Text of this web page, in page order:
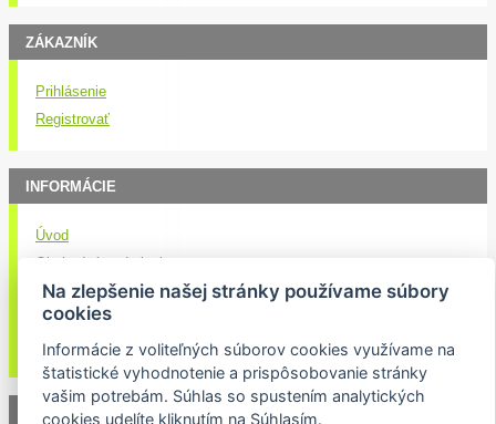
ZÁKAZNÍK
Prihlásenie
Registrovať
INFORMÁCIE
Úvod
Obchodné podmienky
Kontakt
Doručenie nákupu
Ochrana osobných údajov
NEWSLETTER
Na zlepšenie našej stránky používame súbory
cookies
Informácie z voliteľných súborov cookies využívame na
štatistické vyhodnotenie a prispôsobovanie stránky
vašim potrebám. Súhlas so spustením analytických
cookies udelíte kliknutím na Súhlasím.